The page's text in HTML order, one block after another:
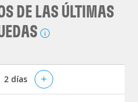
DE LAS ÚLTIMAS
2 días +